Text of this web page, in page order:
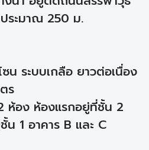
ระมาณ 250 ม.
ซน ระบบเกลือ ยาวต่อเนื่อง
ร
ห้อง ห้องแรกอยู่ที่ชั้น 2
1 อาคาร B และ C